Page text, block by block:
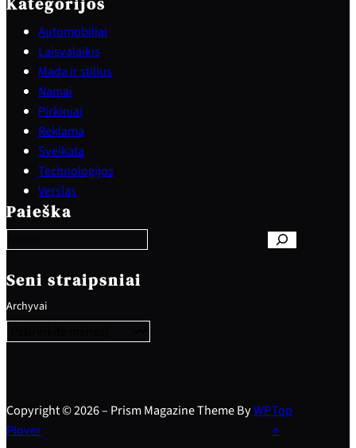
Automobiliai
Laisvalaikis
Mada ir stilius
Namai
Pirkiniai
Reklama
Sveikata
Technologijos
Verslas
Paieška
e
a
c
h
Seni straipsniai
Archyvai
Copyright © 2026 – Prism Magazine Theme ByWP
Plover
Top
↑